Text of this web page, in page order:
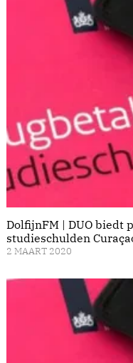
DolfijnFM | DUO biedt
studieschulden
2 MAART 2020